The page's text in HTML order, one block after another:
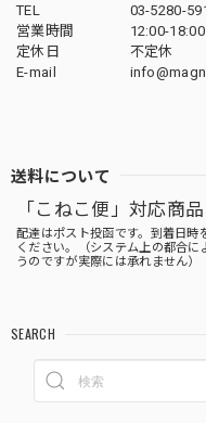
TEL
03-5280-
営業時間
12:00-18:00
定休日
不定休
E-mail
送料について
「こねこ便」対応商
配達はポスト投函です。到着日時
ください。（システム上の都合
うのですが実際には承れません）
SEARCH